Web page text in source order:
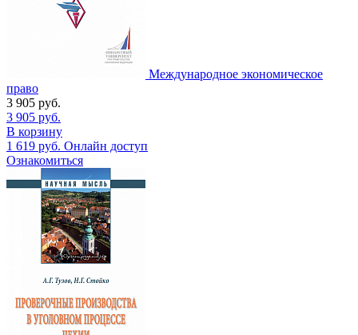
Международное экономическое
право
3 905 руб.
3 905 руб.
В корзину
1 619 руб. Онлайн доступ
Ознакомиться